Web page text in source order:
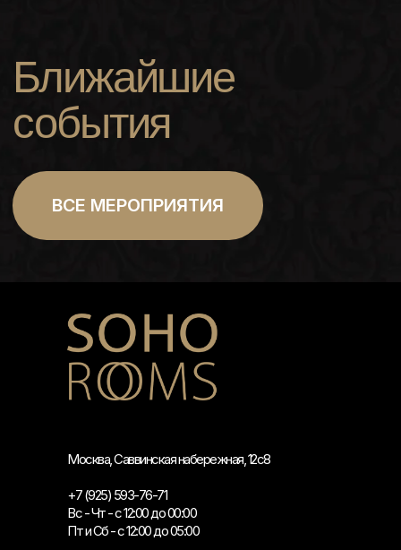
Москва, Саввинская набережная, 12с8
+7 (925) 593-76-71
Вс - Чт - с 12:00 до 00:00
Пт и Сб - с 12:00 до 05:00